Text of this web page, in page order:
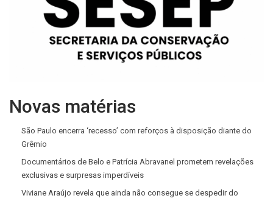
Novas matérias
São Paulo encerra ‘recesso’ com reforços à disposição diante do
Grêmio
Documentários de Belo e Patrícia Abravanel prometem revelações
exclusivas e surpresas imperdíveis
Viviane Araújo revela que ainda não consegue se despedir do